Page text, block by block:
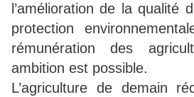
l’amélioration de la qualité
protection
rémunération des
ambition est possible.
L’agriculture de demain